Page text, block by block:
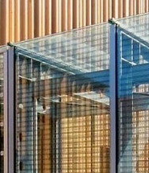
BIM
INFRASTRUTTURE